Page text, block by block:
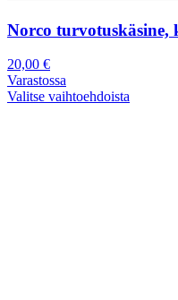
Norco
20,00 €
Varastossa
Valitse vaihtoehdoista